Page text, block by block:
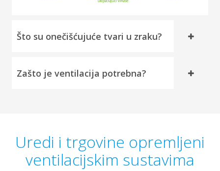
Što su onečišćujuće tvari u zraku?
Zašto je ventilacija potrebna?
Uredi i trgovine opremljeni
ventilacijskim sustavima